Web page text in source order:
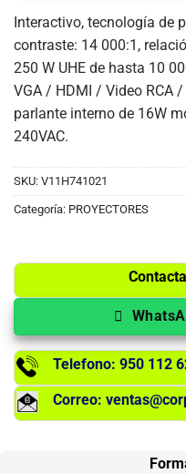
Interactivo, tecnología de
contraste: 14 000:1,
250 W UHE de hasta 10
VGA / HDMI / Video RCA
parlante interno de 16W
240VAC.
SKU: V11H741021
Categoría: PROYECTORES
Telefono: 950 112
Correo: